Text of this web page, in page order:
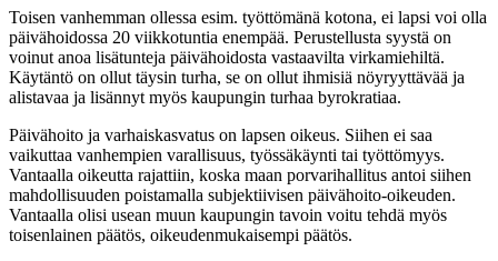
Toisen vanhemman ollessa esim. työttömänä kotona, ei lapsi voi olla
päivähoidossa 20 viikkotuntia enempää. Perustellusta syystä on
voinut anoa lisätunteja päivähoidosta vastaavilta virkamiehiltä.
Käytäntö on ollut täysin turha, se on ollut ihmisiä nöyryyttävää ja
alistavaa ja lisännyt myös kaupungin turhaa byrokratiaa.
Päivähoito ja varhaiskasvatus on lapsen oikeus. Siihen ei saa
vaikuttaa vanhempien varallisuus, työssäkäynti tai työttömyys.
Vantaalla oikeutta rajattiin, koska maan porvarihallitus antoi siihen
mahdollisuuden poistamalla subjektiivisen päivähoito-oikeuden.
Vantaalla olisi usean muun kaupungin tavoin voitu tehdä myös
toisenlainen päätös, oikeudenmukaisempi päätös.